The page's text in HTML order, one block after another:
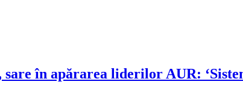
în apărarea liderilor AUR: